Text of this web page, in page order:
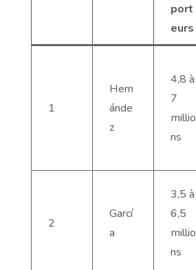
port
eurs
1
Hern
ánde
z
4,8 à
7
millio
ns
2
Garcí
a
3,5 à
6,5
millio
ns